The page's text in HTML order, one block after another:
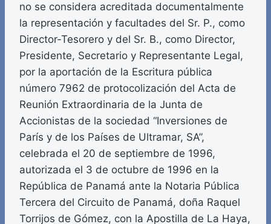
no se considera acreditada documentalmente
la representación y facultades del Sr. P., como
Director-Tesorero y del Sr. B., como Director,
Presidente, Secretario y Representante Legal,
por la aportación de la Escritura pública
número 7962 de protocolización del Acta de
Reunión Extraordinaria de la Junta de
Accionistas de la sociedad “Inversiones de
París y de los Países de Ultramar, SA”,
celebrada el 20 de septiembre de 1996,
autorizada el 3 de octubre de 1996 en la
República de Panamá ante la Notaria Pública
Tercera del Circuito de Panamá, doña Raquel
Torrijos de Gómez, con la Apostilla de La Haya,